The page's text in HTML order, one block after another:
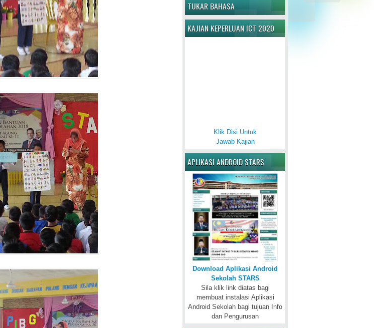
TUKAR BAHASA
KAJIAN KEPERLUAN ICT 2020
Klik Disi Untuk
Jawab Kajian
APLIKASI ANDROID STARS
Download Aplikasi Android
Sekolah STARS
Sila klik link diatas bagi
membuat instalasi Aplikasi
Android Sekolah bagi tujuan Info
dan Pengurusan